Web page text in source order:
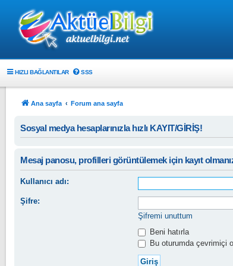
HIZLI BAĞLANTILAR SSS
Ana sayfa Forum ana sayfa
Sosyal medya hesaplarınızla hızlı KAYIT/GİRİŞ!
Mesaj panosu, profilleri görüntülemek için kayıt
Kullanıcı adı:
Şifre:
Şifremi unuttum
Beni hatırla
Bu oturumda çevrimiçi